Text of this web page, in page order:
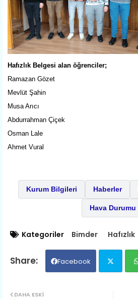
Hafızlık Belgesi alan öğrenciler;
Ramazan Gözet
Mevlüt Şahin
Musa Arıcı
Abdurrahman Çiçek
Osman Lale
Ahmet Vural
Kurum Bilgileri Haberler
Hava Durumu
Kategoriler Bimder Hafızlık
Facebook
DAHA ESKI